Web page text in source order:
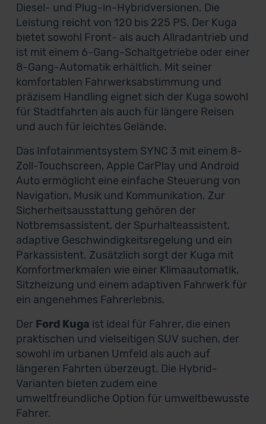
Diesel- und Plug-in-Hybridversionen. Die
Leistung reicht von 120 bis 225 PS. Der Kuga
bietet sowohl Front- als auch Allradantrieb und
ist mit einem 6-Gang-Schaltgetriebe oder einer
8-Gang-Automatik erhältlich. Mit seiner
komfortablen Fahrwerksabstimmung und
präzisem Handling eignet sich der Kuga sowohl
für Stadtfahrten als auch für längere Reisen
und auch für leichtes Gelände.
Das Infotainmentsystem SYNC 3 mit einem 8-
Zoll-Touchscreen, Apple CarPlay und Android
Auto ermöglicht eine einfache Steuerung von
Navigation, Musik und Kommunikation. Zur
Sicherheitsausstattung gehören der
Notbremsassistent, der Spurhalteassistent,
adaptive Geschwindigkeitsregelung und ein
Parkassistent. Zusätzlich sorgt der Kuga mit
Komfortmerkmalen wie einer Klimaautomatik,
Sitzheizung und einem adaptiven Fahrwerk für
ein angenehmes Fahrerlebnis.
Der Ford Kuga ist ideal für Fahrer, die einen
praktischen und vielseitigen SUV suchen, der
sowohl im urbanen Umfeld als auch auf
längeren Fahrten überzeugt. Die Hybrid-
Varianten bieten zudem eine
umweltfreundliche Option für umweltbewusste
Fahrer.